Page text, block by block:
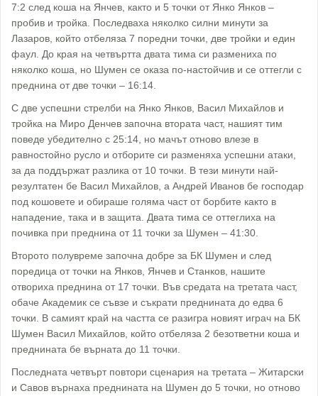
7:2 след коша на Янчев, както и 5 точки от Янко Янков –
пробив и тройка. Последваха няколко силни минути за
Лазаров, който отбеляза 7 поредни точки, две тройки и един
фаул. До края на четвъртта двата тима си размениха по
няколко коша, но Шумен се оказа по-настойчив и се оттегли с
преднина от две точки – 16:14.
С две успешни стрелби на Янко Янков, Васил Михайлов и
тройка на Миро Денчев започна втората част, нашият тим
поведе убедително с 25:14, но мачът отново влезе в
равностойно русло и отборите си разменяха успешни атаки,
за да поддържат разлика от 10 точки. В тези минути най-
резултатен бе Васил Михайлов, а Андрей Иванов бе господар
под кошовете и обираше голяма част от борбите както в
нападение, така и в защита. Двата тима се оттеглиха на
почивка при преднина от 11 точки за Шумен – 41:30.
Второто полувреме започна добре за БК Шумен и след
поредица от точки на Янков, Янчев и Станков, нашите
отвориха преднина от 17 точки. Във средата на третата част,
обаче Академик се съвзе и съкрати преднината до едва 6
точки. В самият край на частта се разигра новият играч на БК
Шумен Васил Михайлов, който отбеляза 2 безответни коша и
преднината бе върната до 11 точки.
Последната четвърт повтори сценария на третата – Житарски
и Савов върнаха преднината на Шумен до 5 точки, но отново